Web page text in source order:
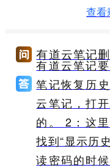
查看
有道云笔记
有道云笔记
笔记恢复历
云笔记，打
的。 2：这
找到“显示历
读密码的时